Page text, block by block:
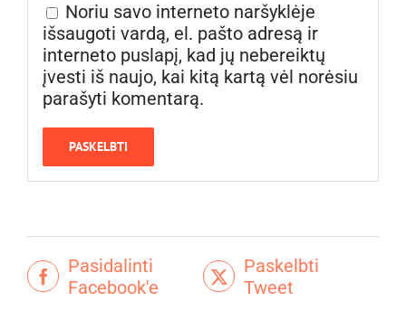
Noriu savo interneto naršyklėje
išsaugoti vardą, el. pašto adresą ir
interneto puslapį, kad jų nebereiktų
įvesti iš naujo, kai kitą kartą vėl norėsiu
parašyti komentarą.
Pasidalinti
Facebook'e
Paskelbti
Tweet